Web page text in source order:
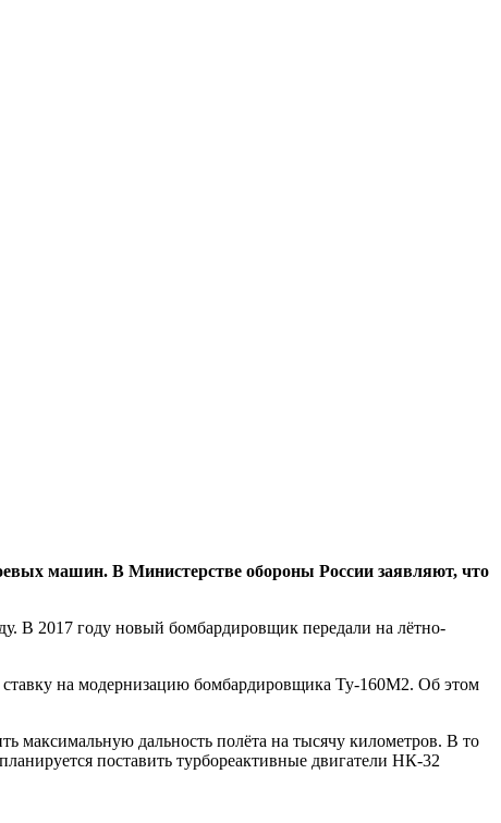
машин. В Министерстве обороны России заявляют, что
В 2017 году новый бомбардировщик передали на лётно-
ставку на модернизацию бомбардировщика Ту-160М2. Об этом
максимальную дальность полёта на тысячу километров. В то
поставить турбореактивные двигатели НК-32